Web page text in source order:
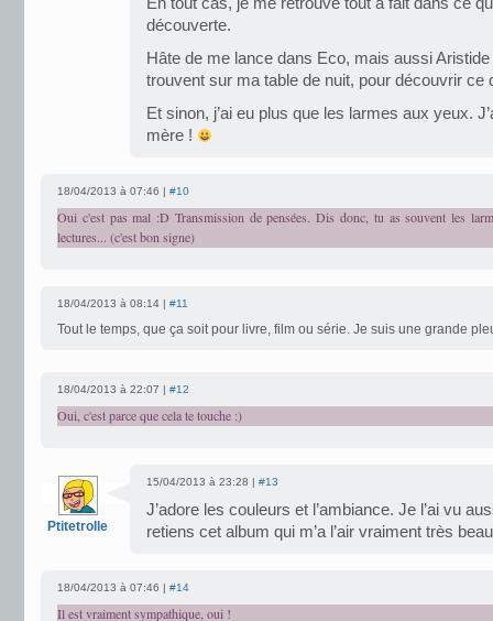
découverte.
Hâte de me lance dans Eco, mais aussi
trouvent sur ma table de nuit, pour découvrir ce
Et sinon, j’ai eu plus que les larmes aux yeux.
mère !
18/04/2013 à 07:46 | #10
Oui c'est pas mal :D Transmission de pensées. Dis donc, tu as souvent les
lectures... (c'est bon signe)
18/04/2013 à 08:14 | #11
Tout le temps, que ça soit pour livre, film ou série. Je suis une grande
18/04/2013 à 22:07 | #12
Oui, c'est parce que cela te touche :)
Ptitetrolle
15/04/2013 à 23:28 | #13
J’adore les couleurs et l’ambiance. Je l’ai vu
retiens cet album qui m’a l’air vraiment très beau
18/04/2013 à 07:46 | #14
Il est vraiment sympathique, oui !